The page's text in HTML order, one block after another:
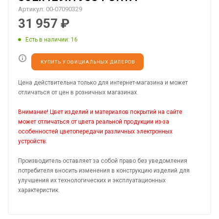
Артикул: 00-07090329
31 957 ₽
Есть в наличии: 16
КУПИТЬ У ОФИЦИАЛЬНЫХ ДИЛЕРОВ
Цена действительна только для интернет-магазина и может
отличаться от цен в розничных магазинах.
Внимание! Цвет изделий и материалов покрытий на сайте
может отличаться от цвета реальной продукции из-за
особенностей цветопередачи различных электронных
устройств.
Производитель оставляет за собой право без уведомления
потребителя вносить изменения в конструкцию изделий для
улучшения их технологических и эксплуатационных
характеристик.